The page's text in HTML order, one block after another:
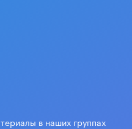
в наших группах